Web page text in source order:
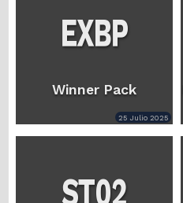
Winner Pack
25 Julio 2025